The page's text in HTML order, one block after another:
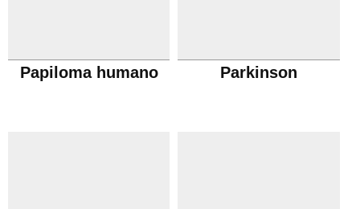
Papiloma humano Parkinson